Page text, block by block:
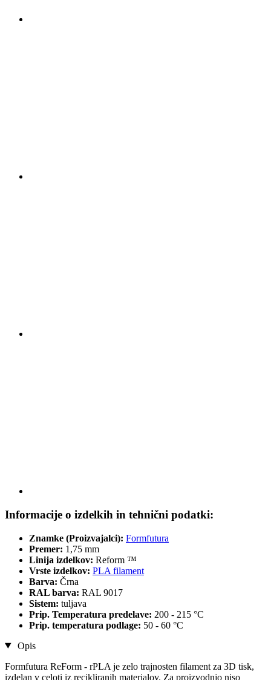
Informacije o izdelkih in tehnični podatki:
Znamke (Proizvajalci): Formfutura
Premer: 1,75 mm
Linija izdelkov: Reform ™
Vrste izdelkov: PLA filament
Barva: Črna
RAL barva: RAL 9017
Sistem: tuljava
Prip. Temperatura predelave: 200 - 215 °C
Prip. temperatura podlage: 50 - 60 °C
Opis
Formfutura ReForm - rPLA je zelo trajnosten filament za 3D tisk,
izdelan v celoti iz recikliranih materialov. Za proizvodnjo niso